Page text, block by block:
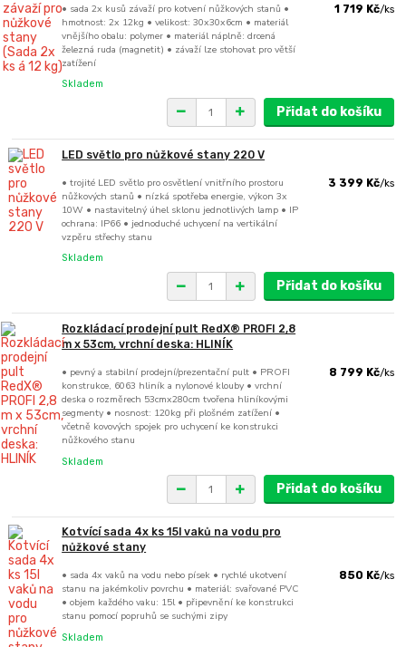
• sada 2x kusů závaží pro kotvení nůžkových stanů •
hmotnost: 2x 12kg • velikost: 30x30x6cm • materiál
vnějšího obalu: polymer • materiál náplně: drcená
železná ruda (magnetit) • závaží lze stohovat pro větší
zatížení
1 719 Kč/ks
Skladem
Přidat do košíku
LED světlo pro nůžkové stany 220 V
• trojité LED světlo pro osvětlení vnitřního prostoru
nůžkových stanů • nízká spotřeba energie, výkon 3x
10W • nastavitelný úhel sklonu jednotlivých lamp • IP
ochrana: IP66 • jednoduché uchycení na vertikální
vzpěru střechy stanu
3 399 Kč/ks
Skladem
Přidat do košíku
Rozkládací prodejní pult RedX® PROFI 2,8
m x 53cm, vrchní deska: HLINÍK
• pevný a stabilní prodejní/prezentační pult • PROFI
konstrukce, 6063 hliník a nylonové klouby • vrchní
deska o rozměrech 53cmx280cm tvořena hliníkovými
segmenty • nosnost: 120kg při plošném zatížení •
včetně kovových spojek pro uchycení ke konstrukci
nůžkového stanu
8 799 Kč/ks
Skladem
Přidat do košíku
Kotvící sada 4x ks 15l vaků na vodu pro
nůžkové stany
• sada 4x vaků na vodu nebo písek • rychlé ukotvení
stanu na jakémkoliv povrchu • materiál: svařované PVC
• objem každého vaku: 15l • připevnění ke konstrukci
stanu pomocí popruhů se suchými zipy
850 Kč/ks
Skladem